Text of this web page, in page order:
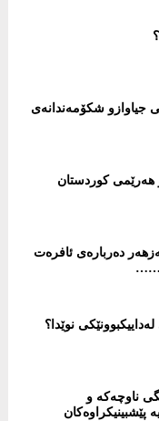
جیاوازو شکۆمەندانەی
هەرێمی کوردستان
دەربارەی ئافرەت
نوێدا؟
ناوچەکە و